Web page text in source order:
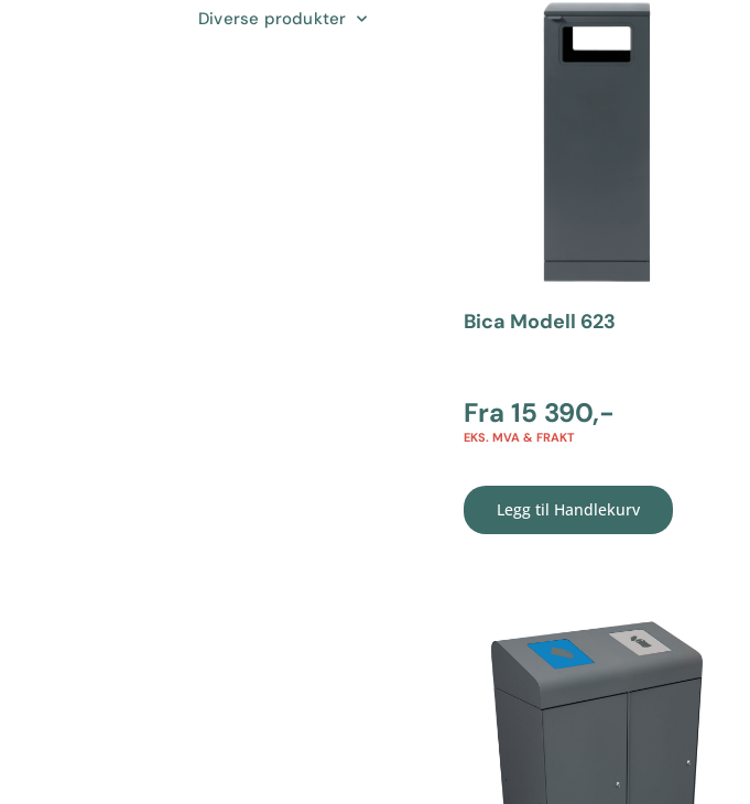
Diverse produkter
Bica Modell 623
Fra 15 390,-
EKS. MVA & FRAKT
Legg til Handlekurv